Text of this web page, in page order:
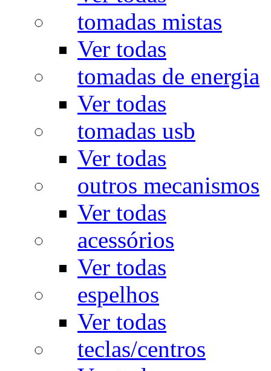
tomadas mistas
Ver todas
tomadas de energia
Ver todas
tomadas usb
Ver todas
outros mecanismos
Ver todas
acessórios
Ver todas
espelhos
Ver todas
teclas/centros